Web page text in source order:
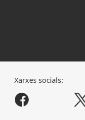
Xarxes socials: